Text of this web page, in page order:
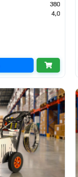
380
4,0